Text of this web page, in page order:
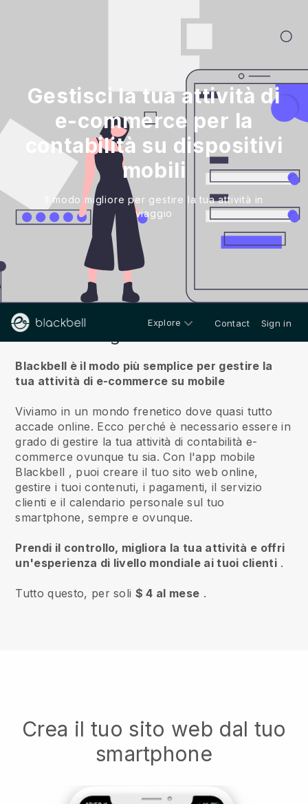
Gestisci la tua attività di
e-commerce per la
contabilità su dispositivi
mobili
Il modo migliore per gestire la tua attività in
viaggio
Explore Contact Sign in
Blackbell è il modo più semplice per gestire la
tua attività di e-commerce su mobile
Viviamo in un mondo frenetico dove quasi tutto
accade online. Ecco perché è necessario essere in
grado di gestire la tua attività di contabilità e-
commerce ovunque tu sia. Con l'app mobile
Blackbell , puoi creare il tuo sito web online,
gestire i tuoi contenuti, i pagamenti, il servizio
clienti e il calendario personale sul tuo
smartphone, sempre e ovunque.
Prendi il controllo, migliora la tua attività e offri
un'esperienza di livello mondiale ai tuoi clienti .
Tutto questo, per soli $ 4 al mese .
Crea il tuo sito web dal tuo
smartphone